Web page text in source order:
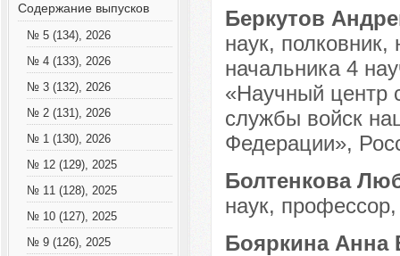
Содержание выпусков
№ 5 (134), 2026
№ 4 (133), 2026
№ 3 (132), 2026
№ 2 (131), 2026
№ 1 (130), 2026
№ 12 (129), 2025
№ 11 (128), 2025
№ 10 (127), 2025
№ 9 (126), 2025
Беркутов
наук, полковник,
начальника 4
«Научный центр
службы войск
Федерации»,
Болтенкова
наук,
Бояркина